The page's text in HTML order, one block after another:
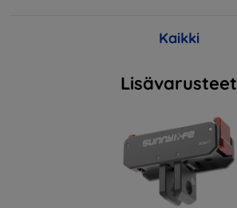
Kaikki
Lisävarusteet